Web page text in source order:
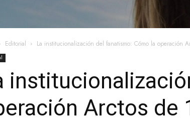
Editorial La institucionalización del fanatismo: Cómo la operación
Arctos de